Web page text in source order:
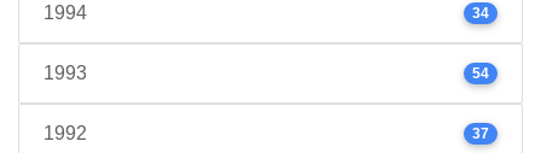
1994 34
1993 54
1992 37